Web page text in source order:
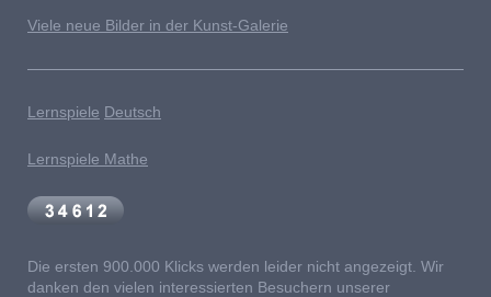
Viele neue Bilder in der Kunst-Galerie
Lernspiele Deutsch
Lernspiele Mathe
Die ersten 900.000 Klicks werden leider nicht angezeigt. Wir
danken den vielen interessierten Besuchern unserer